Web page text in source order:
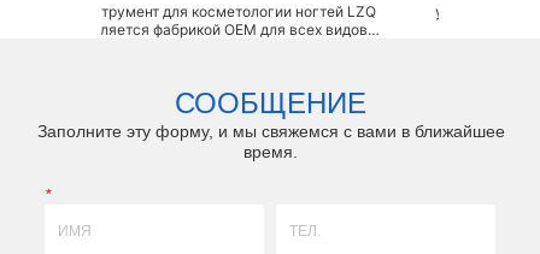
для косметологии ногтей LZQ
является фабрикой OEM для всех видов
инструменты для подпиливания гв...
ультра острый
СООБЩЕНИЕ
Заполните эту форму, и мы свяжемся с вами в ближайшее
время.
*